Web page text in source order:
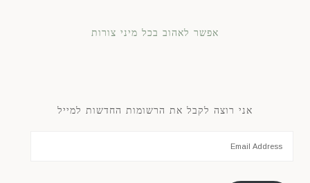
אפשר לאהוב בכל מיני צורות
אני רוצה לקבל את הרשומות החדשות למייל